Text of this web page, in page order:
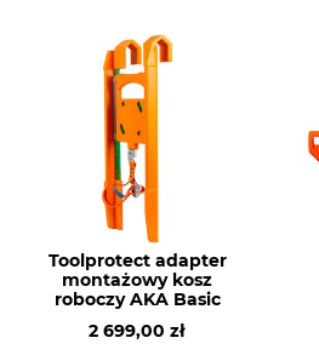
Toolprotect adapter
montażowy kosz
roboczy AKA Basic
2 699,00 zł